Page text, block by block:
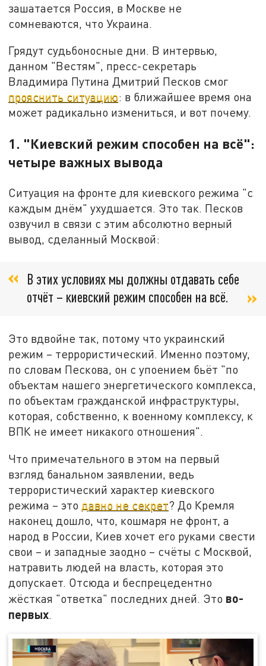
зашатается Россия, в Москве не
сомневаются, что Украина.
Грядут судьбоносные дни. В интервью,
данном "Вестям", пресс-секретарь
Владимира Путина Дмитрий Песков смог
прояснить ситуацию: в ближайшее время она
может радикально измениться, и вот почему.
1. "Киевский режим способен на всё":
четыре важных вывода
Ситуация на фронте для киевского режима "с
каждым днём" ухудшается. Это так. Песков
озвучил в связи с этим абсолютно верный
вывод, сделанный Москвой:
В этих условиях мы должны отдавать себе
отчёт – киевский режим способен на всё.
Это вдвойне так, потому что украинский
режим – террористический. Именно поэтому,
по словам Пескова, он с упоением бьёт "по
объектам нашего энергетического комплекса,
по объектам гражданской инфраструктуры,
которая, собственно, к военному комплексу, к
ВПК не имеет никакого отношения".
Что примечательного в этом на первый
взгляд банальном заявлении, ведь
террористический характер киевского
режима – это давно не секрет? До Кремля
наконец дошло, что, кошмаря не фронт, а
народ в России, Киев хочет его руками свести
свои – и западные заодно – счёты с Москвой,
натравить людей на власть, которая это
допускает. Отсюда и беспрецедентно
жёсткая "ответка" последних дней. Это во-
первых.